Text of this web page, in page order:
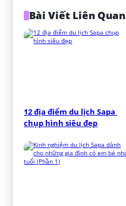
Bài Viết Liên Quan
12 địa điểm du lịch Sapa
chụp hình siêu đẹp